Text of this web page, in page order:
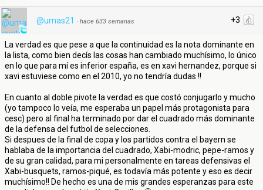
+3
@umas21 · hace 633 semanas
La verdad es que pese a que la continuidad es la nota dominante en
la lista, como bien decís las cosas han cambiado muchísimo, lo único
en lo que para mí es inferior españa, es en xavi hernandez, porque si
xavi estuviese como en el 2010, yo no tendría dudas !!
En cuanto al doble pivote la verdad es que costó conjugarlo y mucho
(yo tampoco lo veía, me esperaba un papel más protagonista para
cesc) pero al final ha terminado por dar el cuadrado más dominante
de la defensa del futbol de selecciones.
Si despues de la final de copa y los partidos contra el bayern se
hablaba de la importancia del cuadrado, Xabi-modric, pepe-ramos y
de su gran calidad, para mi personalmente en tareas defensivas el
Xabi-busquets, ramos-piqué, es todavía más potente y eso es decir
muchísimo!! De hecho es una de mis grandes esperanzas para este